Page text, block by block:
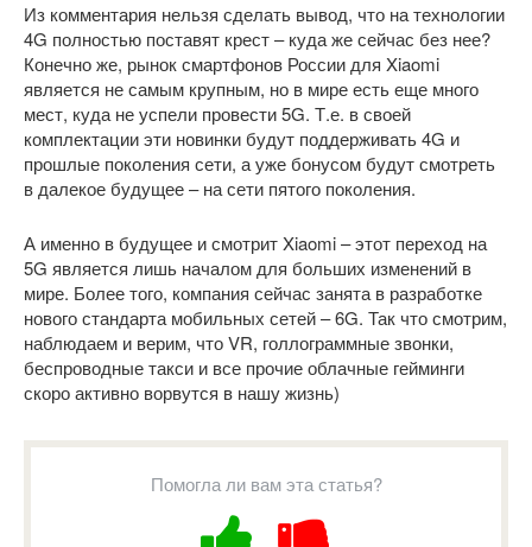
Из комментария нельзя сделать вывод, что на технологии
4G полностью поставят крест – куда же сейчас без нее?
Конечно же, рынок смартфонов России для Xiaomi
является не самым крупным, но в мире есть еще много
мест, куда не успели провести 5G. Т.е. в своей
комплектации эти новинки будут поддерживать 4G и
прошлые поколения сети, а уже бонусом будут смотреть
в далекое будущее – на сети пятого поколения.
А именно в будущее и смотрит Xiaomi – этот переход на
5G является лишь началом для больших изменений в
мире. Более того, компания сейчас занята в разработке
нового стандарта мобильных сетей – 6G. Так что смотрим,
наблюдаем и верим, что VR, голлограммные звонки,
беспроводные такси и все прочие облачные гейминги
скоро активно ворвутся в нашу жизнь)
Помогла ли вам эта статья?